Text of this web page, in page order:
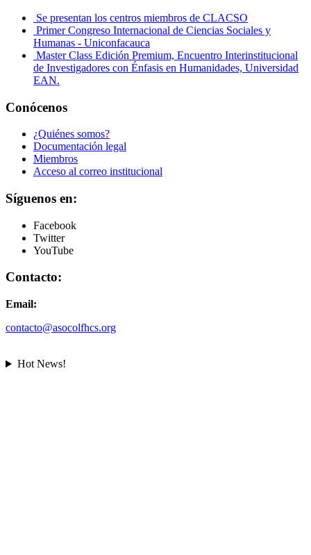
Se presentan los centros miembros de CLACSO
Primer Congreso Internacional de Ciencias Sociales y
Humanas - Uniconfacauca
Master Class Edición Premium, Encuentro Interinstitucional
de Investigadores con Énfasis en Humanidades, Universidad
EAN.
Conócenos
¿Quiénes somos?
Documentación legal
Miembros
Acceso al correo institucional
Síguenos en:
Facebook
Twitter
YouTube
Contacto:
Email:
contacto@asocolfhcs.org
Hot News!